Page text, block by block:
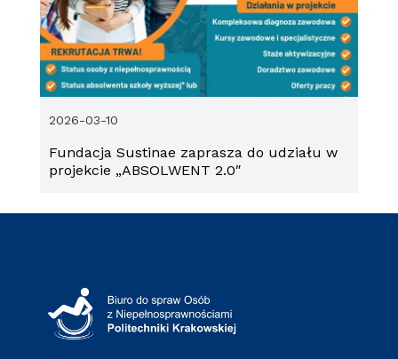
Fundacja Sustinae zaprasza do udziału w
projekcie „ABSOLWENT 2.0″
2026-03-10